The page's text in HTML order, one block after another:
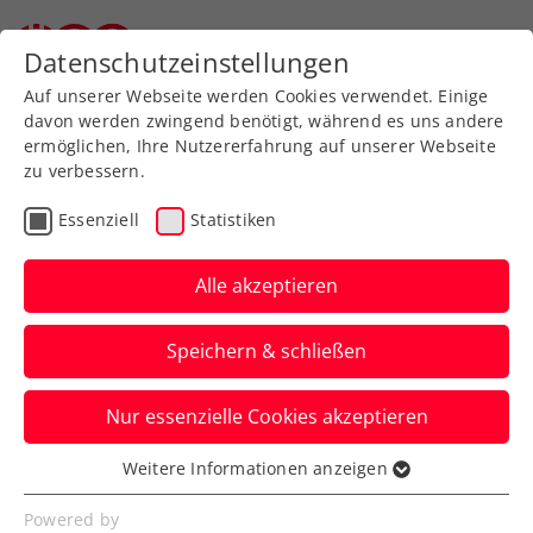
Zurück zur Newsübersicht
Allgemeine Klasse
OÖ-Festspiele in der
win2day Bundesliga:
Triumphe für Linz und
Mauthausen
Die Damen von LINZ AG Team OÖ und
die Herren von Union Stein&Co
Mauthausen feiern Favorit:innenerfolge.
Datenschutzeinstellungen
Auf unserer Webseite werden Cookies verwendet. Einige
davon werden zwingend benötigt, während es uns andere
ermöglichen, Ihre Nutzererfahrung auf unserer Webseite
zu verbessern.
Essenziell Statistiken
Alle akzeptieren
Speichern & schließen
Nur essenzielle Cookies akzeptieren
Essenziell
Essenzielle Cookies werden für grundlegende
Weitere Informationen anzeigen
Powered by